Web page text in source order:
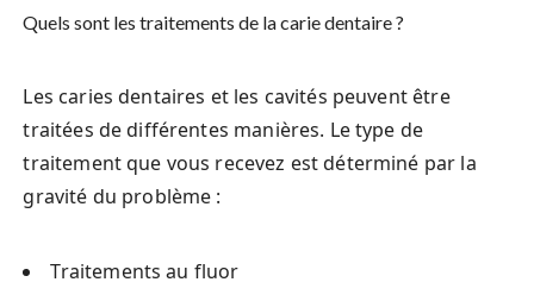
Quels sont les traitements de la carie dentaire ?
Les caries dentaires et les cavités peuvent être
traitées de différentes manières. Le type de
traitement que vous recevez est déterminé par la
gravité du problème :
Traitements au fluor